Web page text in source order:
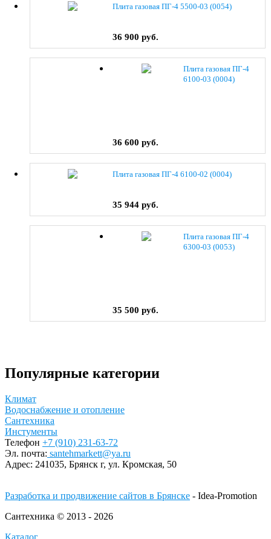
Плита газовая ПГ-4 5500-03 (0054)
36 900 руб.
Плита газовая ПГ-4
6100-03 (0004)
36 600 руб.
Плита газовая ПГ-4 6100-02 (0004)
35 944 руб.
Плита газовая ПГ-4
6300-03 (0053)
35 500 руб.
Популярные категории
Климат
Водоснабжение и отопление
Сантехника
Инстументы
Телефон +7 (910) 231-63-72
Эл. почта: santehmarkett@ya.ru
Адрес: 241035, Брянск г, ул. Кромская, 50
Разработка и продвижение сайтов в Брянске - Idea-Promotion
Сантехника © 2013 - 2026
Каталог